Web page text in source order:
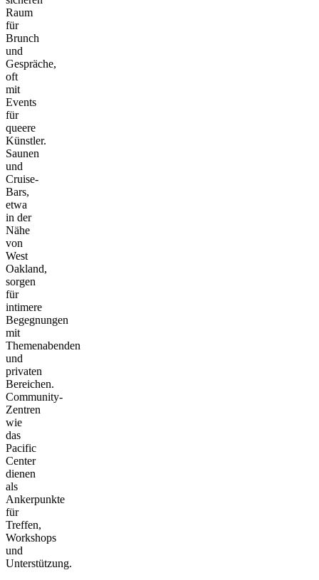
Raum
für
Brunch
und
Gespräche,
oft
mit
Events
für
queere
Künstler.
Saunen
und
Cruise-
Bars,
etwa
in der
Nähe
von
West
Oakland,
sorgen
für
intimere
Begegnungen
mit
Themenabenden
und
privaten
Bereichen.
Community-
Zentren
wie
das
Pacific
Center
dienen
als
Ankerpunkte
für
Treffen,
Workshops
und
Unterstützung.